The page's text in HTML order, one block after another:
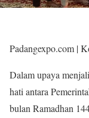
Padangexpo.com |
Dalam upaya
hati antara
bulan Ramadhan